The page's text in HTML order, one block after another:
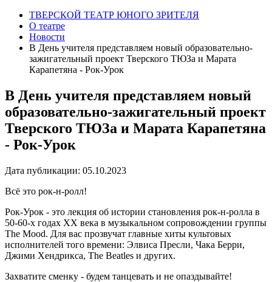
ТВЕРСКОЙ ТЕАТР ЮНОГО ЗРИТЕЛЯ
О театре
Новости
В День учителя представляем новый образовательно-
зажигательный проект Тверского ТЮЗа и Марата
Карапетяна - Рок-Урок
В День учителя представляем новый
образовательно-зажигательный проект
Тверского ТЮЗа и Марата Карапетяна
- Рок-Урок
Дата публикации: 05.10.2023
Всё это рок-н-ролл!
Рок-Урок - это лекция об истории становления рок-н-ролла в
50-60-х годах XX века в музыкальном сопровождении группы
The Mood. Для вас прозвучат главные хиты культовых
исполнителей того времени: Элвиса Пресли, Чака Берри,
Джими Хендрикса, The Beatles и других.
Захватите сменку - будем танцевать и не опаздывайте!